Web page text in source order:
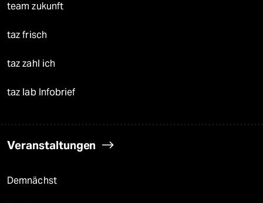
team zukunft
taz frisch
taz zahl ich
taz lab Infobrief
Veranstaltungen
Demnächst